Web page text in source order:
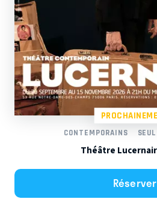
CONTEMPORAINS
Théâtre
Réserver